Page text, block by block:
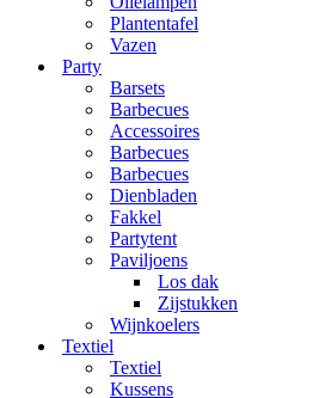
Plantentafel
Vazen
Party
Barsets
Barbecues
Accessoires
Barbecues
Barbecues
Dienbladen
Fakkel
Partytent
Paviljoens
Los dak
Zijstukken
Wijnkoelers
Textiel
Textiel
Kussens